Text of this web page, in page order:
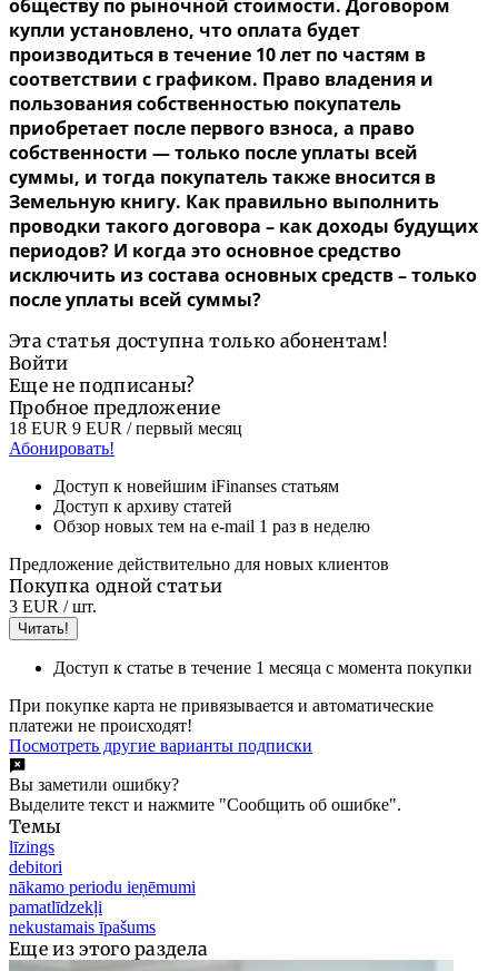
обществу по рыночной стоимости. Договором
купли установлено, что оплата будет
производиться в течение 10 лет по частям в
соответствии с графиком. Право владения и
пользования собственностью покупатель
приобретает после первого взноса, а право
собственности — только после уплаты всей
суммы, и тогда покупатель также вносится в
Земельную книгу. Как правильно выполнить
проводки такого договора – как доходы будущих
периодов? И когда это основное средство
исключить из состава основных средств – только
после уплаты всей суммы?
Эта статья доступна только абонентам!
Войти
Еще не подписаны?
Пробное предложение
18 EUR 9 EUR / первый месяц
Абонировать!
Доступ к новейшим iFinanses статьям
Доступ к архиву статей
Обзор новых тем на e-mail 1 раз в неделю
Предложение действительно для новых клиентов
Покупка одной статьи
3 EUR / шт.
Читать!
Доступ к статье в течение 1 месяца с момента покупки
При покупке карта не привязывается и автоматические
платежи не происходят!
Посмотреть другие варианты подписки
Вы заметили ошибку?
Выделите текст и нажмите "Сообщить об ошибке".
Темы
līzings
debitori
nākamo periodu ieņēmumi
pamatlīdzekļi
nekustamais īpašums
Еще из этого раздела